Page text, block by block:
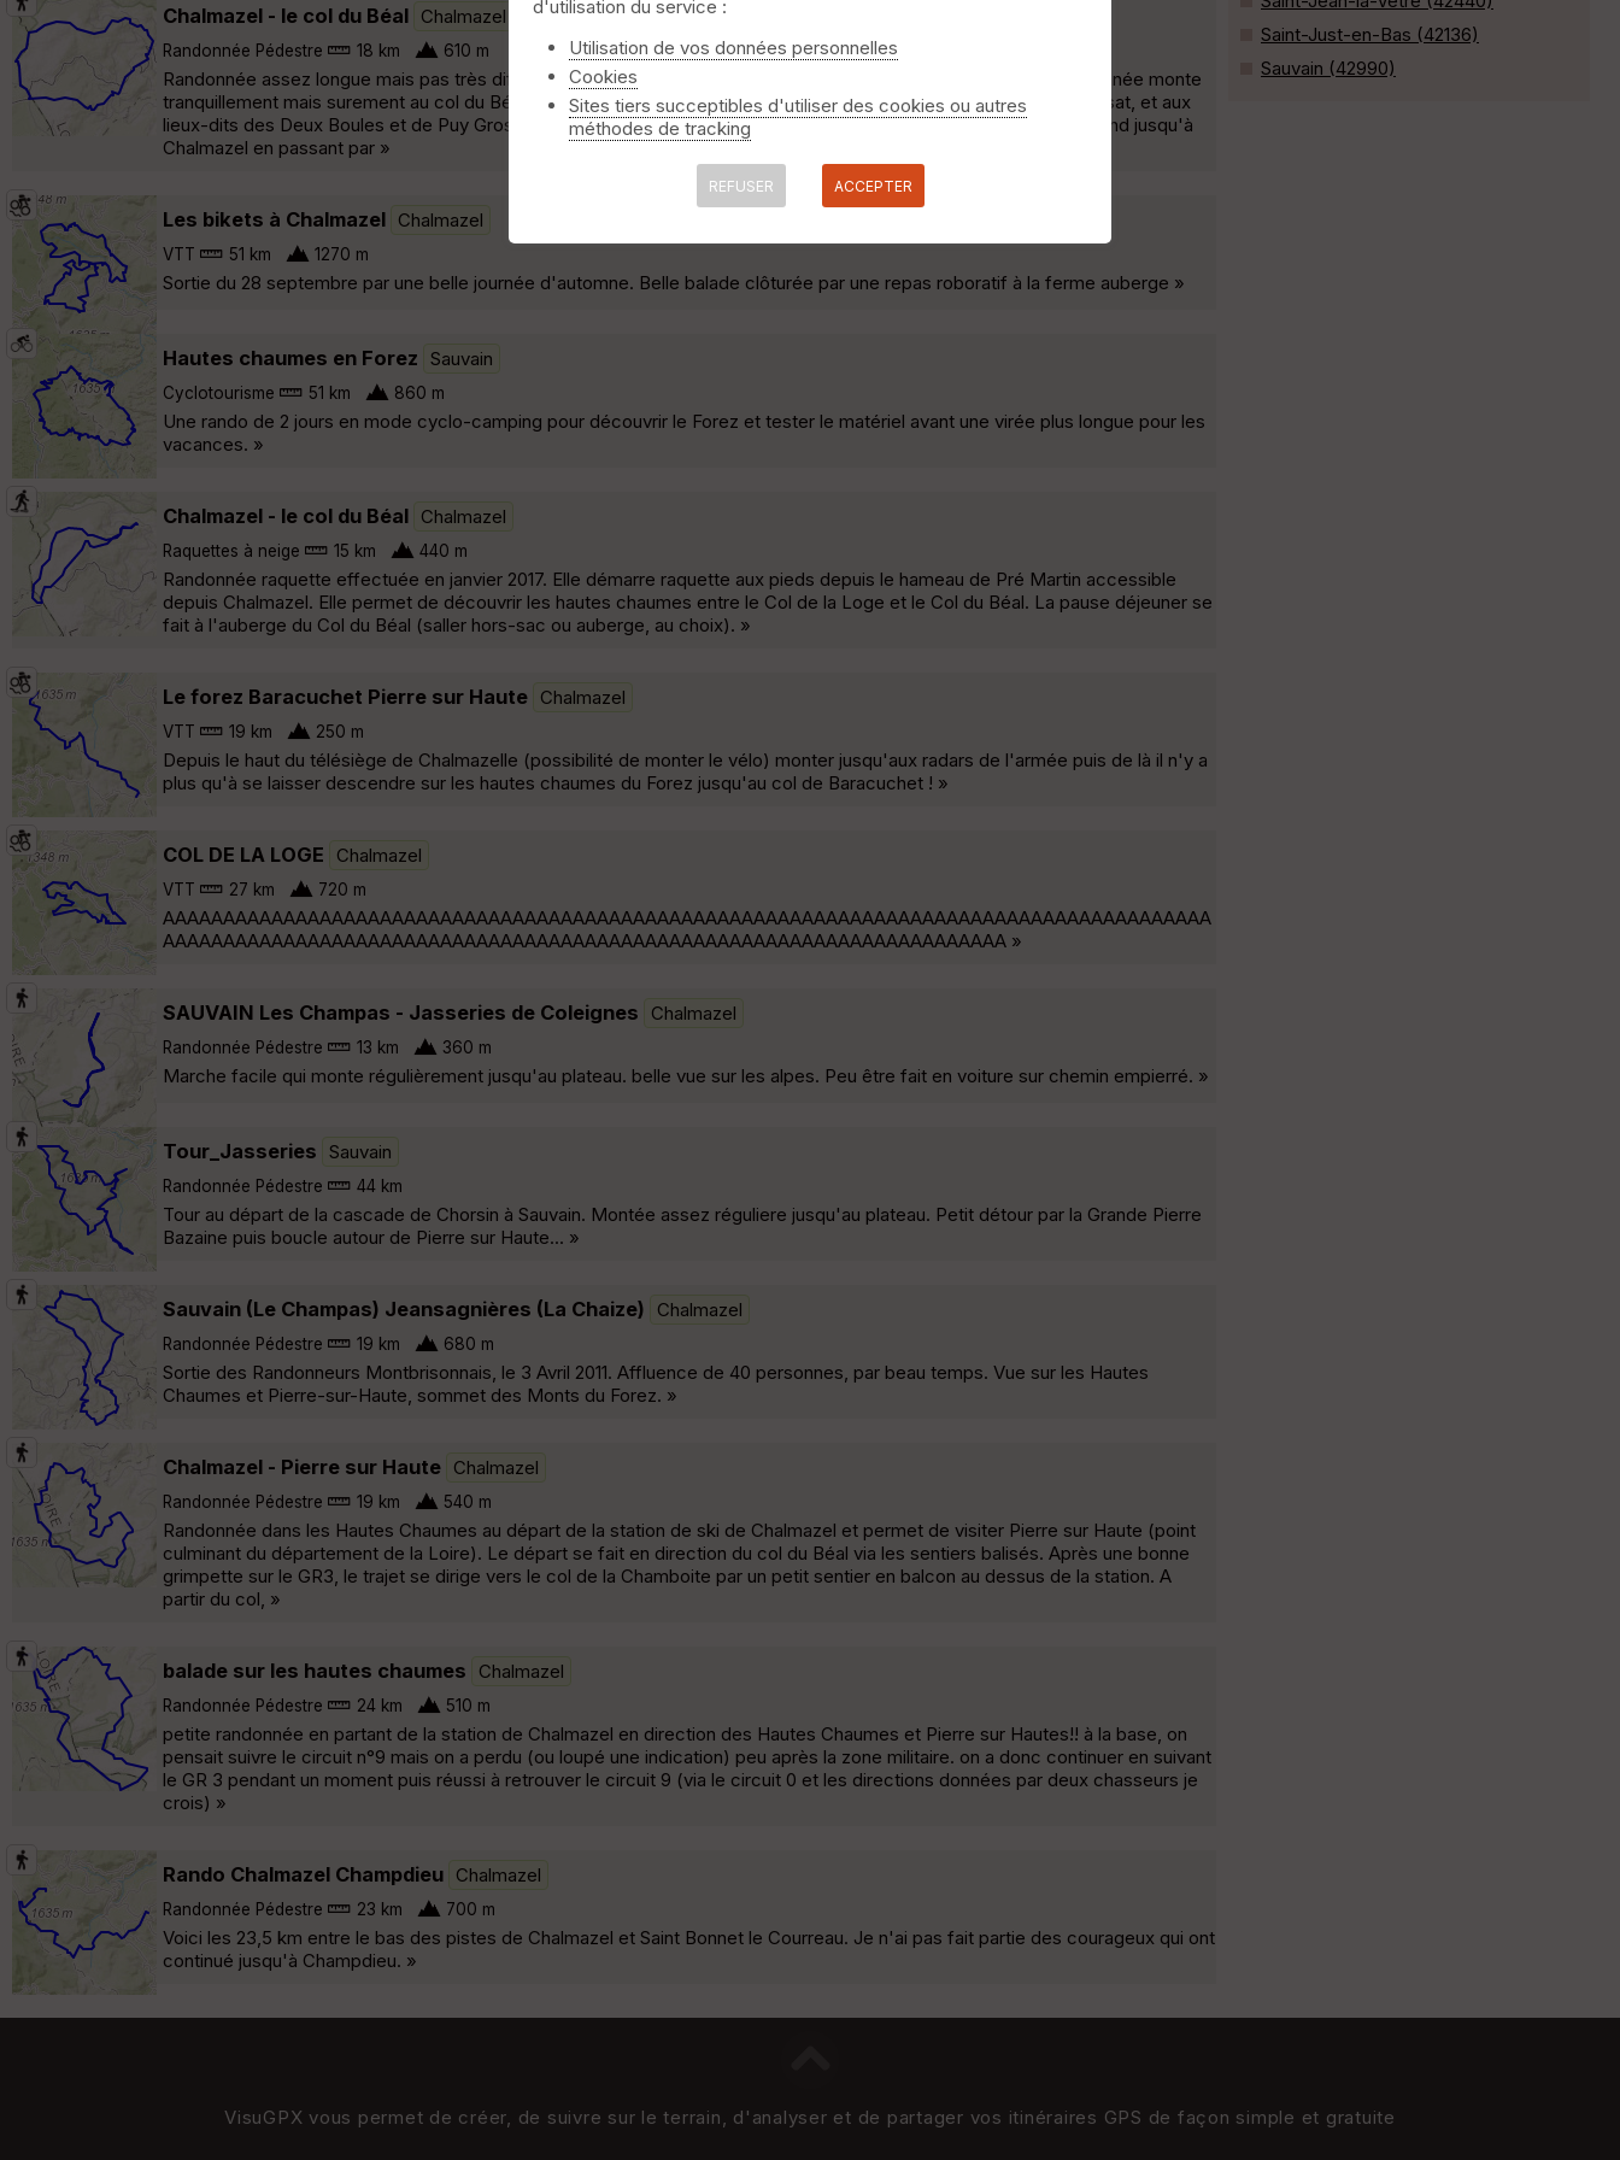
Chalmazel - le col du Béal Chalmazel
Randonnée Pédestre 18 km 610 m
Randonnée assez longue mais pas très difficile (19km pour 600m de dénivelée) au départ de Chalmazel. La randonnée monte
tranquillement mais surement au col du Béal par les hameaux de Nermond, Pré Martin, puis passe au buron de Fossat, et aux
lieux-dits des Deux Boules et de Puy Gros, puis, après une pause pour admirer le paysage au col du Béal, redescend jusqu'à
Chalmazel en passant par »
Les bikets à Chalmazel Chalmazel
VTT 51 km 1270 m
Sortie du 28 septembre par une belle journée d'automne. Belle balade clôturée par une repas roboratif à la ferme auberge »
Hautes chaumes en Forez Sauvain
Cyclotourisme 51 km 860 m
Une rando de 2 jours en mode cyclo-camping pour découvrir le Forez et tester le matériel avant une virée plus longue pour les
vacances. »
Chalmazel - le col du Béal Chalmazel
Raquettes à neige 15 km 440 m
Randonnée raquette effectuée en janvier 2017. Elle démarre raquette aux pieds depuis le hameau de Pré Martin accessible
depuis Chalmazel. Elle permet de découvrir les hautes chaumes entre le Col de la Loge et le Col du Béal. La pause déjeuner se
fait à l'auberge du Col du Béal (saller hors-sac ou auberge, au choix). »
Le forez Baracuchet Pierre sur Haute Chalmazel
VTT 19 km 250 m
Depuis le haut du télésiège de Chalmazelle (possibilité de monter le vélo) monter jusqu'aux radars de l'armée puis de là il n'y a
plus qu'à se laisser descendre sur les hautes chaumes du Forez jusqu'au col de Baracuchet ! »
COL DE LA LOGE Chalmazel
VTT 27 km 720 m
AAAAAAAAAAAAAAAAAAAAAAAAAAAAAAAAAAAAAAAAAAAAAAAAAAAAAAAAAAAAAAAAAAAAAAAAAAAAAAAAAAAAAAA
AAAAAAAAAAAAAAAAAAAAAAAAAAAAAAAAAAAAAAAAAAAAAAAAAAAAAAAAAAAAAAAAAAAAAA »
SAUVAIN Les Champas - Jasseries de Coleignes Chalmazel
Randonnée Pédestre 13 km 360 m
Marche facile qui monte régulièrement jusqu'au plateau. belle vue sur les alpes. Peu être fait en voiture sur chemin empierré. »
Tour_Jasseries Sauvain
Randonnée Pédestre 44 km
Tour au départ de la cascade de Chorsin à Sauvain. Montée assez réguliere jusqu'au plateau. Petit détour par la Grande Pierre
Bazaine puis boucle autour de Pierre sur Haute... »
Sauvain (Le Champas) Jeansagnières (La Chaize) Chalmazel
Randonnée Pédestre 19 km 680 m
Sortie des Randonneurs Montbrisonnais, le 3 Avril 2011. Affluence de 40 personnes, par beau temps. Vue sur les Hautes
Chaumes et Pierre-sur-Haute, sommet des Monts du Forez. »
Chalmazel - Pierre sur Haute Chalmazel
Randonnée Pédestre 19 km 540 m
Randonnée dans les Hautes Chaumes au départ de la station de ski de Chalmazel et permet de visiter Pierre sur Haute (point
culminant du département de la Loire). Le départ se fait en direction du col du Béal via les sentiers balisés. Après une bonne
grimpette sur le GR3, le trajet se dirige vers le col de la Chamboite par un petit sentier en balcon au dessus de la station. A
partir du col, »
balade sur les hautes chaumes Chalmazel
Randonnée Pédestre 24 km 510 m
petite randonnée en partant de la station de Chalmazel en direction des Hautes Chaumes et Pierre sur Hautes!! à la base, on
pensait suivre le circuit n°9 mais on a perdu (ou loupé une indication) peu après la zone militaire. on a donc continuer en suivant
le GR 3 pendant un moment puis réussi à retrouver le circuit 9 (via le circuit 0 et les directions données par deux chasseurs je
crois) »
Rando Chalmazel Champdieu Chalmazel
Randonnée Pédestre 23 km 700 m
Voici les 23,5 km entre le bas des pistes de Chalmazel et Saint Bonnet le Courreau. Je n'ai pas fait partie des courageux qui ont
continué jusqu'à Champdieu. »
Saint-Just-en-Bas (42136)
Sauvain (42990)
VisuGPX vous permet de créer, de suivre sur le terrain, d'analyser et de partager vos itinéraires GPS de façon simple et gratuite
d'utilisation du service :
Utilisation de vos données personnelles
Cookies
Sites tiers succeptibles d'utiliser des cookies ou autres
méthodes de tracking
REFUSER ACCEPTER